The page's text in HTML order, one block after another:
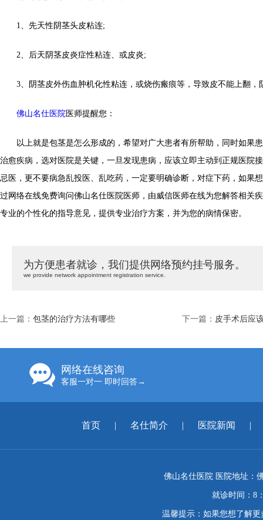
1、先天性阴茎头皮粘连;
2、后天阴茎皮炎症性粘连、或皮炎;
3、阴茎皮外伤血肿机化性粘连，或烧伤瘢痕等，导致皮不能上翻，
佛山名仕医院 医师提醒您：
以上就是包茎是怎么形成的，希望对广大患者有所帮助，同时如果
治愈疾病，选对医院是关键，一旦发现患病，应该立即主动到正规医院
忌医，更不要病急乱投医、乱吃药，一定要明确诊断，对症下药，如果
过网络在线免费询问佛山名仕医院医师，由威信医师在线为您解答相关
专业的个性化的指导意见，提供专业治疗方案，并为您的病情保密。
为方便患者就诊，我们提供网络预约挂号服务。
we provide network appointment registration service.
上一篇： 包茎的治疗方法有哪些 下一篇： 皮手术后应
网络在线咨询
客服一对一 即时回答→
首页 | 名仕简介 | 医院新闻 |
佛山名仕医院 医院地址：
就诊时间：8
温馨提示：如果您想了解